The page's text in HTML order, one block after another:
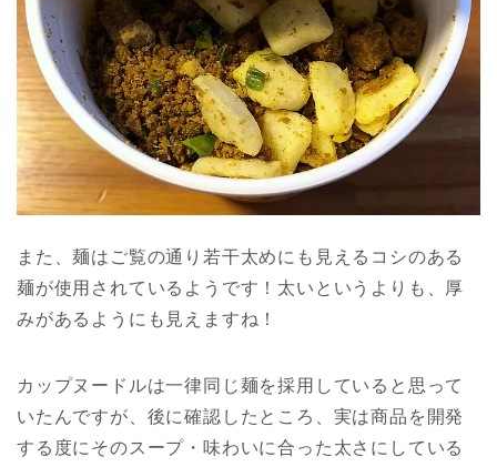
また、麺はご覧の通り若干太めにも見えるコシのある
麺が使用されているようです！太いというよりも、厚
みがあるようにも見えますね！
カップヌードルは一律同じ麺を採用していると思って
いたんですが、後に確認したところ、実は商品を開発
する度にそのスープ・味わいに合った太さにしている